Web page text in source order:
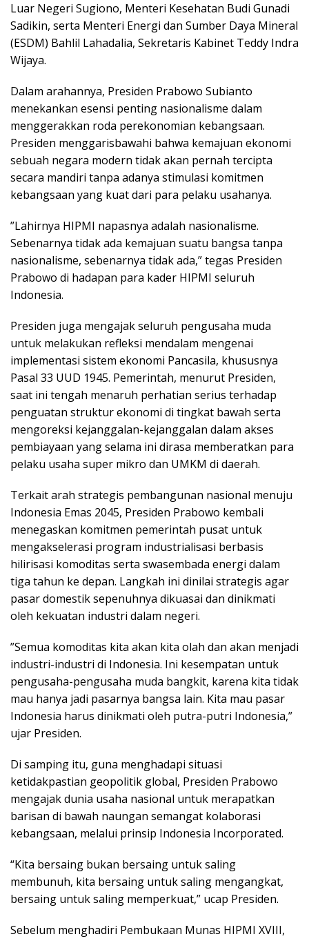
Luar Negeri Sugiono, Menteri Kesehatan Budi Gunadi
Sadikin, serta Menteri Energi dan Sumber Daya Mineral
(ESDM) Bahlil Lahadalia, Sekretaris Kabinet Teddy Indra
Wijaya.
​Dalam arahannya, Presiden Prabowo Subianto
menekankan esensi penting nasionalisme dalam
menggerakkan roda perekonomian kebangsaan.
Presiden menggarisbawahi bahwa kemajuan ekonomi
sebuah negara modern tidak akan pernah tercipta
secara mandiri tanpa adanya stimulasi komitmen
kebangsaan yang kuat dari para pelaku usahanya.
​”Lahirnya HIPMI napasnya adalah nasionalisme.
Sebenarnya tidak ada kemajuan suatu bangsa tanpa
nasionalisme, sebenarnya tidak ada,” tegas Presiden
Prabowo di hadapan para kader HIPMI seluruh
Indonesia.
​Presiden juga mengajak seluruh pengusaha muda
untuk melakukan refleksi mendalam mengenai
implementasi sistem ekonomi Pancasila, khususnya
Pasal 33 UUD 1945. Pemerintah, menurut Presiden,
saat ini tengah menaruh perhatian serius terhadap
penguatan struktur ekonomi di tingkat bawah serta
mengoreksi kejanggalan-kejanggalan dalam akses
pembiayaan yang selama ini dirasa memberatkan para
pelaku usaha super mikro dan UMKM di daerah.
​Terkait arah strategis pembangunan nasional menuju
Indonesia Emas 2045, Presiden Prabowo kembali
menegaskan komitmen pemerintah pusat untuk
mengakselerasi program industrialisasi berbasis
hilirisasi komoditas serta swasembada energi dalam
tiga tahun ke depan. Langkah ini dinilai strategis agar
pasar domestik sepenuhnya dikuasai dan dinikmati
oleh kekuatan industri dalam negeri.
​”Semua komoditas kita akan kita olah dan akan menjadi
industri-industri di Indonesia. Ini kesempatan untuk
pengusaha-pengusaha muda bangkit, karena kita tidak
mau hanya jadi pasarnya bangsa lain. Kita mau pasar
Indonesia harus dinikmati oleh putra-putri Indonesia,”
ujar Presiden.
​Di samping itu, guna menghadapi situasi
ketidakpastian geopolitik global, Presiden Prabowo
mengajak dunia usaha nasional untuk merapatkan
barisan di bawah naungan semangat kolaborasi
kebangsaan, melalui prinsip Indonesia Incorporated.
“Kita bersaing bukan bersaing untuk saling
membunuh, kita bersaing untuk saling mengangkat,
bersaing untuk saling memperkuat,” ucap Presiden.
Sebelum menghadiri Pembukaan Munas HIPMI XVIII,